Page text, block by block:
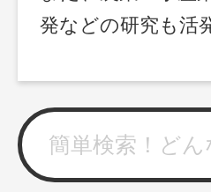
発などの研究も活